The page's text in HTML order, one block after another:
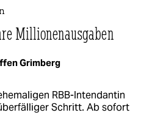
Millionenausgaben
Grimberg
RBB-Intendantin
Schritt. Ab sofort